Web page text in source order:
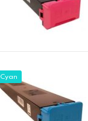
Cyan